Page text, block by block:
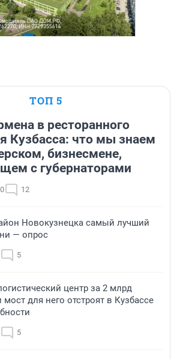
ТОП 5
в ресторанного
Кузбасса: что мы знаем
бизнесмене,
с губернаторами
12
Новокузнецка самый лучший
— опрос
5
центр за 2 млрд
мост для него отстроят в Кузбассе
5